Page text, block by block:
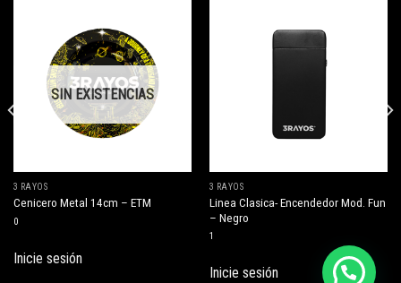
SIN EXISTENCIAS
3 RAYOS
Cenicero Metal 14cm – ETM
0
Inicie sesión
3 RAYOS
Linea Clasica- Encendedor Mod. Fun
– Negro
1
Inicie sesión